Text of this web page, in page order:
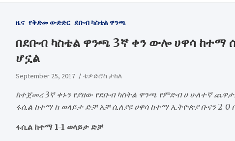
ዜና የቅድመ ውድድር ደቡብ ካስቴል ዋንጫ
​በደቡብ ካስቴል ዋንጫ 3ኛ ቀን ውሎ ሀዋሳ ከተማ
ሆኗል
September 25, 2017 ቴዎድሮስ ታከለ
ከተጀመረ 3ኛ ቀኑን የያዘው የደቡብ ካስትል ዋንጫ የምድብ ሀ ሁለተኛ
ፋሲል ከተማ ከ ወላይታ ድቻ አቻ ሲለያዩ ሀዋሳ ከተማ ኢትዮጵያ ቡናን 2-0
ፋሲል ከተማ 1-1 ወላይታ ድቻ